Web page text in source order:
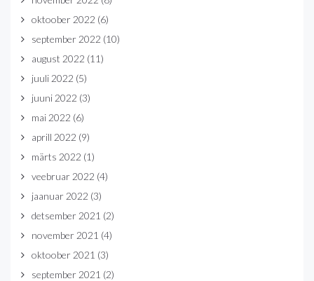
oktoober 2022 (6)
september 2022 (10)
august 2022 (11)
juuli 2022 (5)
juuni 2022 (3)
mai 2022 (6)
aprill 2022 (9)
märts 2022 (1)
veebruar 2022 (4)
jaanuar 2022 (3)
detsember 2021 (2)
november 2021 (4)
oktoober 2021 (3)
september 2021 (2)